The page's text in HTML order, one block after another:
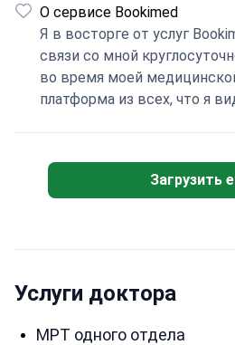
О сервисе Bookimed
Я в восторге от услуг
связи со мной
во время моей
платформа из всех, что я
Загрузить
Услуги доктора
МРТ одного отдела